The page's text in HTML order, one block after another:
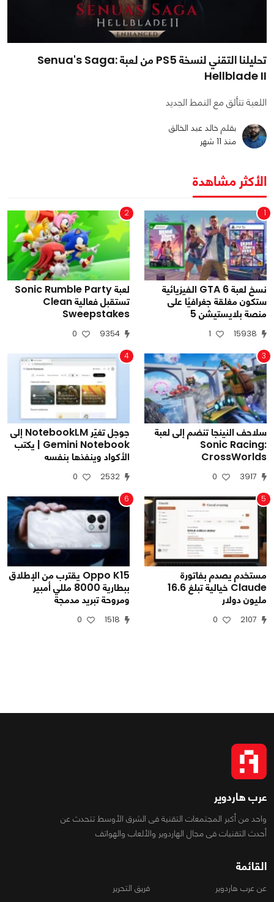
تحليلنا التقني لنسخة PS5 من لعبة Senua's Saga:
Hellblade II
اللعبة تتألق مع النمط الجديد
بقلم خالد عبد الخالق
منذ 11 شهر
الأكثر مشاهدة
1
نسخ لعبة GTA 6 الفيزيائية
ستكون مغلقة جغرافيًا على
منصة بلايستيشن 5
15938
1
2
لعبة Sonic Rumble Party
تستقبل فعالية Clean
Sweepstakes
9354
0
3
سلاحف النينجا تنضم إلى لعبة
Sonic Racing:
CrossWorlds
3917
0
4
جوجل تغيّر NotebookLM إلى
Gemini Notebook | يكتب
الأكواد وينفذها بنفسه
2532
0
5
مستخدم يصدم بفاتورة
Claude خيالية تبلغ 16.6
مليون دولار
2107
0
6
Oppo K15 يقترب من الإطلاق
ببطارية 8000 مللي أمبير
ومروحة تبريد مدمجة
1518
0
عرب هاردوير
واحد من أكبر المجتمعات التقنية فى الشرق الأوسط تتحدث عن
أحدث التقنيات فى مجال الهاردوير والألعاب والهواتف
القائمة
عن عرب هاردوير
فريق التحرير